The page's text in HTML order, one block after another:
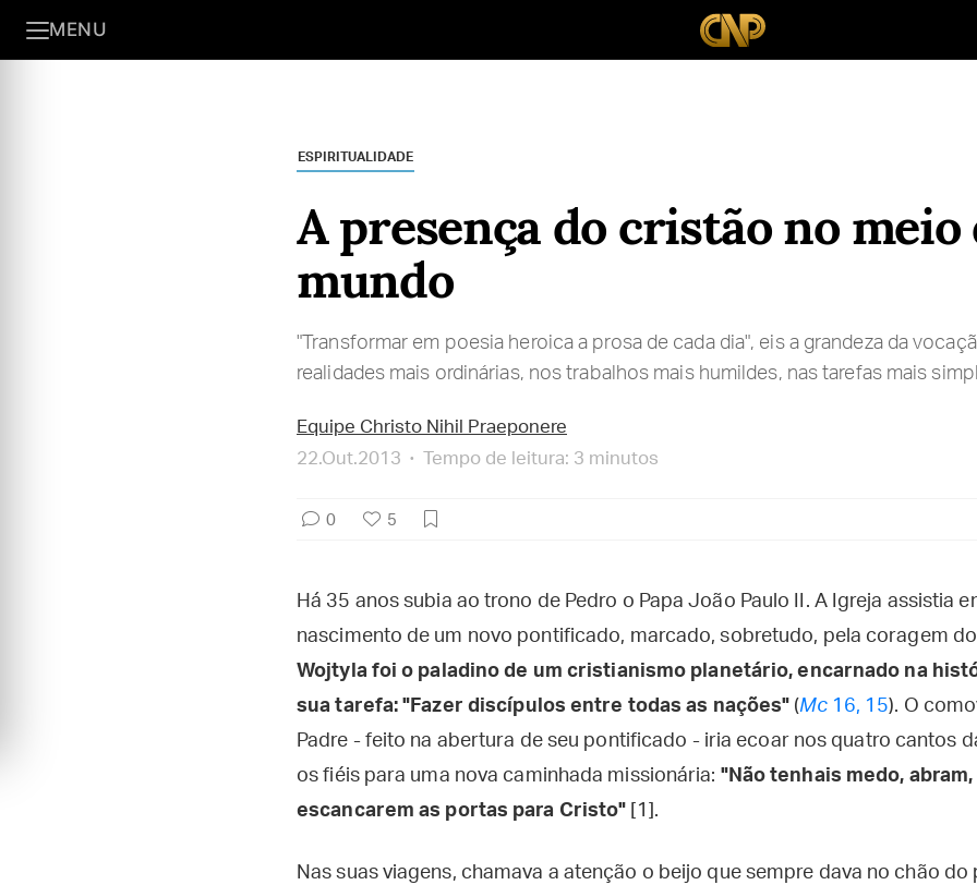
MENU
ESPIRITUALIDADE
A presença do cristão no meio
mundo
"Transformar em poesia heroica a prosa de cada dia", eis a grandeza da
realidades mais ordinárias, nos trabalhos mais humildes, nas tarefas mais
Equipe Christo Nihil Praeponere
22.Out.2013
Tempo de leitura: 3 minutos
0 5
Há 35 anos subia ao trono de Pedro o Papa João Paulo II. A Igreja assistia
nascimento de um novo pontificado, marcado, sobretudo, pela coragem
Wojtyla foi o paladino de um cristianismo planetário, encarnado na
sua tarefa: "Fazer discípulos entre todas as nações" (Mc16, 15). O
Padre - feito na abertura de seu pontificado - iria ecoar nos quatro cantos
os fiéis para uma nova caminhada missionária: "Não tenhais medo,
escancarem as portas para Cristo" [1].
Nas suas viagens, chamava a atenção o beijo que sempre dava no chão do